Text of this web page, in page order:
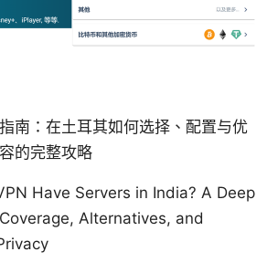
南：在土耳其如何选择、配置与优
的完整攻略
Have Servers in India? A Deep
Alternatives, and